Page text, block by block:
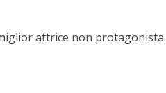
attrice non protagonista.